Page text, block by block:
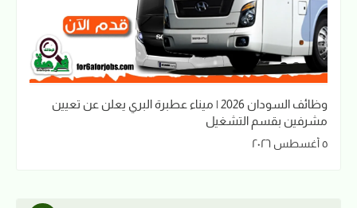
وظائف السودان 2026 | ميناء عطبرة البري يعلن عن تعيين
مشرفين بقسم التشغيل
٥ أغسطس ٢٠٢٦